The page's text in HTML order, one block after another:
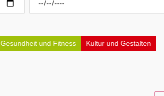
Gesundheit und Fitness
Kultur und Gestalten